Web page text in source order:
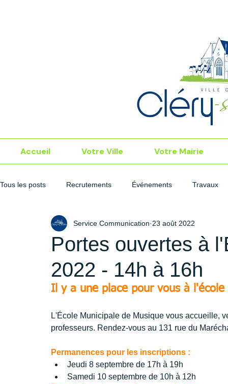
Accueil Votre Ville Votre Mairie
Tous les posts Recrutements Événements Travaux
Portes ouvertes à
2022 - 14h à 16h
Service Communication 23 août 2022
Il y a une place pour vous à l'école
L'École Municipale de Musique vous accueille,
professeurs. Rendez-vous au 131 rue du
Permanences pour les inscriptions :
Jeudi 8 septembre de 17h à 19h
Samedi 10 septembre de 10h à 12h